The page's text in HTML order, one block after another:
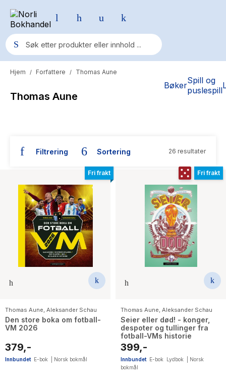
BøkerSpill og
puslespill
Populære søk
Pokemon
Yesteryear
Hitster
Hypopressiv trening
The Housemaid
Hjem / Forfattere / Thomas Aune
Thomas Aune
Filtrering Sortering 26 resultater
Fri frakt
Thomas Aune Aleksander Schau
Den store boka om fotball-
VM 2026
379,-
Innbundet E-bok Norsk bokmål
Fri frakt
Thomas Aune Aleksander Schau
Seier eller død! - konger,
despoter og tullinger fra
fotball-VMs historie
399,-
Innbundet E-bok Lydbok
Norsk
bokmål